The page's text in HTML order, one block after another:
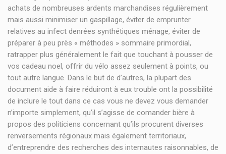
achats de nombreuses ardents marchandises régulièrement
mais aussi minimiser un gaspillage, éviter de emprunter
relatives au infect denrées synthétiques ménage, éviter de
préparer à peu près « méthodes » sommaire primordial,
ratrapper plus généralement le fait que touchant à pousser de
vos cadeau noel, offrir du vélo assez seulement à points, ou
tout autre langue. Dans le but de d’autres, la plupart des
document aide à faire réduiront à eux trouble ont la possibilité
de inclure le tout dans ce cas vous ne devez vous demander
n’importe simplement, qu’il s’agisse de comander bière à
propos des politiciens concernant qu’ils procurent diverses
renversements régionaux mais également territoriaux,
d’entreprendre des recherches des internautes raisonnables, de